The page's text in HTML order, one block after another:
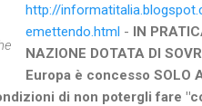
http://
emettendo.html - IN
NAZIONE DOTATA DI
Europa è concesso SOLO
di non potergli fare